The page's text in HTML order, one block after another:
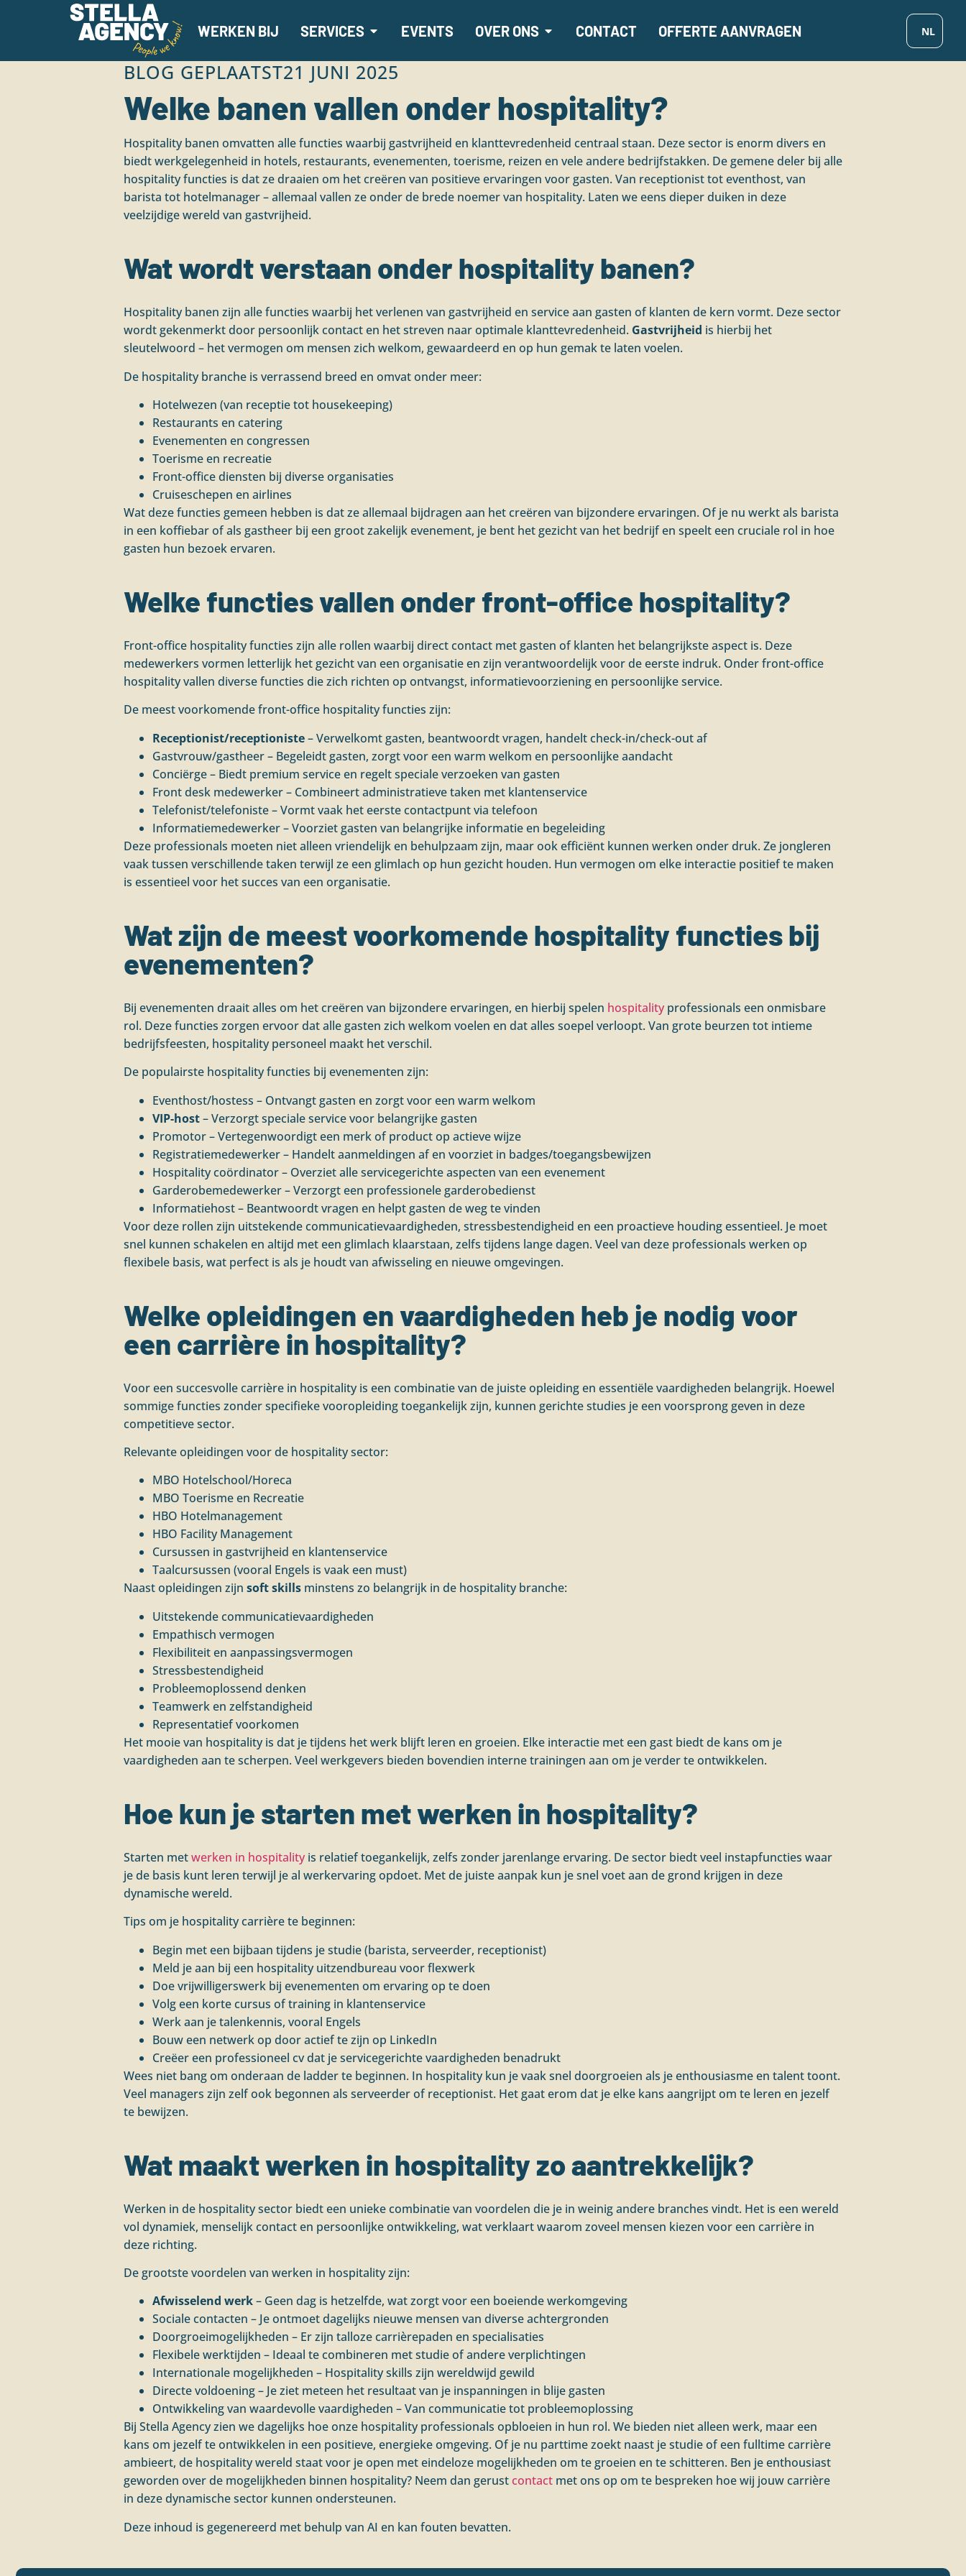
WERKEN BIJ SERVICES EVENTS OVER ONS CONTACT OFFERTE AANVRAGEN
BLOG GEPLAATST21 JUNI 2025
Welke banen vallen onder hospitality?
Hospitality banen omvatten alle functies waarbij gastvrijheid en klanttevredenheid centraal staan. Deze sector is enorm divers en
biedt werkgelegenheid in hotels, restaurants, evenementen, toerisme, reizen en vele andere bedrijfstakken. De gemene deler bij alle
hospitality functies is dat ze draaien om het creëren van positieve ervaringen voor gasten. Van receptionist tot eventhost, van
barista tot hotelmanager – allemaal vallen ze onder de brede noemer van hospitality. Laten we eens dieper duiken in deze
veelzijdige wereld van gastvrijheid.
Wat wordt verstaan onder hospitality banen?
Hospitality banen zijn alle functies waarbij het verlenen van gastvrijheid en service aan gasten of klanten de kern vormt. Deze sector
wordt gekenmerkt door persoonlijk contact en het streven naar optimale klanttevredenheid. Gastvrijheid is hierbij het
sleutelwoord – het vermogen om mensen zich welkom, gewaardeerd en op hun gemak te laten voelen.
De hospitality branche is verrassend breed en omvat onder meer:
Hotelwezen (van receptie tot housekeeping)
Restaurants en catering
Evenementen en congressen
Toerisme en recreatie
Front-office diensten bij diverse organisaties
Cruiseschepen en airlines
Wat deze functies gemeen hebben is dat ze allemaal bijdragen aan het creëren van bijzondere ervaringen. Of je nu werkt als barista
in een koffiebar of als gastheer bij een groot zakelijk evenement, je bent het gezicht van het bedrijf en speelt een cruciale rol in hoe
gasten hun bezoek ervaren.
Welke functies vallen onder front-office hospitality?
Front-office hospitality functies zijn alle rollen waarbij direct contact met gasten of klanten het belangrijkste aspect is. Deze
medewerkers vormen letterlijk het gezicht van een organisatie en zijn verantwoordelijk voor de eerste indruk. Onder front-office
hospitality vallen diverse functies die zich richten op ontvangst, informatievoorziening en persoonlijke service.
De meest voorkomende front-office hospitality functies zijn:
Receptionist/receptioniste– Verwelkomt gasten, beantwoordt vragen, handelt check-in/check-out af
Gastvrouw/gastheer – Begeleidt gasten, zorgt voor een warm welkom en persoonlijke aandacht
Conciërge – Biedt premium service en regelt speciale verzoeken van gasten
Front desk medewerker – Combineert administratieve taken met klantenservice
Telefonist/telefoniste – Vormt vaak het eerste contactpunt via telefoon
Informatiemedewerker – Voorziet gasten van belangrijke informatie en begeleiding
Deze professionals moeten niet alleen vriendelijk en behulpzaam zijn, maar ook efficiënt kunnen werken onder druk. Ze jongleren
vaak tussen verschillende taken terwijl ze een glimlach op hun gezicht houden. Hun vermogen om elke interactie positief te maken
is essentieel voor het succes van een organisatie.
Wat zijn de meest voorkomende hospitality functies bij
evenementen?
Bij evenementen draait alles om het creëren van bijzondere ervaringen, en hierbij spelen hospitality professionals een onmisbare
rol. Deze functies zorgen ervoor dat alle gasten zich welkom voelen en dat alles soepel verloopt. Van grote beurzen tot intieme
bedrijfsfeesten, hospitality personeel maakt het verschil.
De populairste hospitality functies bij evenementen zijn:
Eventhost/hostess – Ontvangt gasten en zorgt voor een warm welkom
VIP-host– Verzorgt speciale service voor belangrijke gasten
Promotor – Vertegenwoordigt een merk of product op actieve wijze
Registratiemedewerker – Handelt aanmeldingen af en voorziet in badges/toegangsbewijzen
Hospitality coördinator – Overziet alle servicegerichte aspecten van een evenement
Garderobemedewerker – Verzorgt een professionele garderobedienst
Informatiehost – Beantwoordt vragen en helpt gasten de weg te vinden
Voor deze rollen zijn uitstekende communicatievaardigheden, stressbestendigheid en een proactieve houding essentieel. Je moet
snel kunnen schakelen en altijd met een glimlach klaarstaan, zelfs tijdens lange dagen. Veel van deze professionals werken op
flexibele basis, wat perfect is als je houdt van afwisseling en nieuwe omgevingen.
Welke opleidingen en vaardigheden heb je nodig voor
een carrière in hospitality?
Voor een succesvolle carrière in hospitality is een combinatie van de juiste opleiding en essentiële vaardigheden belangrijk. Hoewel
sommige functies zonder specifieke vooropleiding toegankelijk zijn, kunnen gerichte studies je een voorsprong geven in deze
competitieve sector.
Relevante opleidingen voor de hospitality sector:
MBO Hotelschool/Horeca
MBO Toerisme en Recreatie
HBO Hotelmanagement
HBO Facility Management
Cursussen in gastvrijheid en klantenservice
Taalcursussen (vooral Engels is vaak een must)
Naast opleidingen zijn soft skills minstens zo belangrijk in de hospitality branche:
Uitstekende communicatievaardigheden
Empathisch vermogen
Flexibiliteit en aanpassingsvermogen
Stressbestendigheid
Probleemoplossend denken
Teamwerk en zelfstandigheid
Representatief voorkomen
Het mooie van hospitality is dat je tijdens het werk blijft leren en groeien. Elke interactie met een gast biedt de kans om je
vaardigheden aan te scherpen. Veel werkgevers bieden bovendien interne trainingen aan om je verder te ontwikkelen.
Hoe kun je starten met werken in hospitality?
Starten metwerken in hospitality is relatief toegankelijk, zelfs zonder jarenlange ervaring. De sector biedt veel instapfuncties waar
je de basis kunt leren terwijl je al werkervaring opdoet. Met de juiste aanpak kun je snel voet aan de grond krijgen in deze
dynamische wereld.
Tips om je hospitality carrière te beginnen:
Begin met een bijbaan tijdens je studie (barista, serveerder, receptionist)
Meld je aan bij een hospitality uitzendbureau voor flexwerk
Doe vrijwilligerswerk bij evenementen om ervaring op te doen
Volg een korte cursus of training in klantenservice
Werk aan je talenkennis, vooral Engels
Bouw een netwerk op door actief te zijn op LinkedIn
Creëer een professioneel cv dat je servicegerichte vaardigheden benadrukt
Wees niet bang om onderaan de ladder te beginnen. In hospitality kun je vaak snel doorgroeien als je enthousiasme en talent toont.
Veel managers zijn zelf ook begonnen als serveerder of receptionist. Het gaat erom dat je elke kans aangrijpt om te leren en jezelf
te bewijzen.
Wat maakt werken in hospitality zo aantrekkelijk?
Werken in de hospitality sector biedt een unieke combinatie van voordelen die je in weinig andere branches vindt. Het is een wereld
vol dynamiek, menselijk contact en persoonlijke ontwikkeling, wat verklaart waarom zoveel mensen kiezen voor een carrière in
deze richting.
De grootste voordelen van werken in hospitality zijn:
Afwisselend werk– Geen dag is hetzelfde, wat zorgt voor een boeiende werkomgeving
Sociale contacten – Je ontmoet dagelijks nieuwe mensen van diverse achtergronden
Doorgroeimogelijkheden – Er zijn talloze carrièrepaden en specialisaties
Flexibele werktijden – Ideaal te combineren met studie of andere verplichtingen
Internationale mogelijkheden – Hospitality skills zijn wereldwijd gewild
Directe voldoening – Je ziet meteen het resultaat van je inspanningen in blije gasten
Ontwikkeling van waardevolle vaardigheden – Van communicatie tot probleemoplossing
Bij Stella Agency zien we dagelijks hoe onze hospitality professionals opbloeien in hun rol. We bieden niet alleen werk, maar een
kans om jezelf te ontwikkelen in een positieve, energieke omgeving. Of je nu parttime zoekt naast je studie of een fulltime carrière
ambieert, de hospitality wereld staat voor je open met eindeloze mogelijkheden om te groeien en te schitteren. Ben je enthousiast
geworden over de mogelijkheden binnen hospitality? Neem dan gerust contact met ons op om te bespreken hoe wij jouw carrière
in deze dynamische sector kunnen ondersteunen.
Deze inhoud is gegenereerd met behulp van AI en kan fouten bevatten.